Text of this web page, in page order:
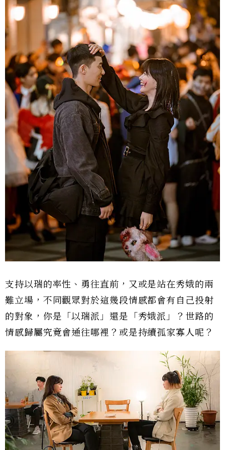
支持以瑞的率性、勇往直前，又或是站在秀娥的兩
難立場，不同觀眾對於這幾段情感都會有自己投射
的對象，你是「以瑞派」還是「秀娥派」？世路的
情感歸屬究竟會通往哪裡？或是持續孤家寡人呢？